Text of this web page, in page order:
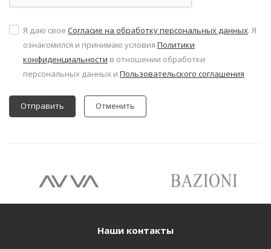
Я даю свое Согласие на обработку персональных данных. Я
ознакомился и принимаю условия Политики
конфиденциальности в отношении обработки
персональных данных и Пользовательского соглашения
Отменить
Наши контакты